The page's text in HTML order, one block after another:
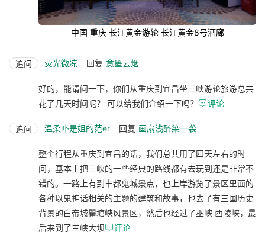
中国 重庆 长江黄金游轮 长江黄金8号酒廊
追问 荧光微凉 回复 意墨云烟
好的，能请问一下，你们从重庆到宜昌坐三峡游轮旅游总共
花了几天时间呢？ 可以给我们介绍一下吗？ 评论
追问 温柔卟是姐的范er 回复 画扇浅醉染一袭
整个行程从重庆到宜昌的话，我们总共用了四天左右的时
间，基本上把三峡的一些经典的路线都有去玩到还是非常不
错的。一路上有到丰都鬼城景点，也上岸游览了景区里面的
各种以鬼神话相关的主题的建筑和故事，也去了有三国历史
背景的白帝城瞿塘峡风景区，然后也经过了巫峡 西陵峡，最
后来到了三峡大坝评论